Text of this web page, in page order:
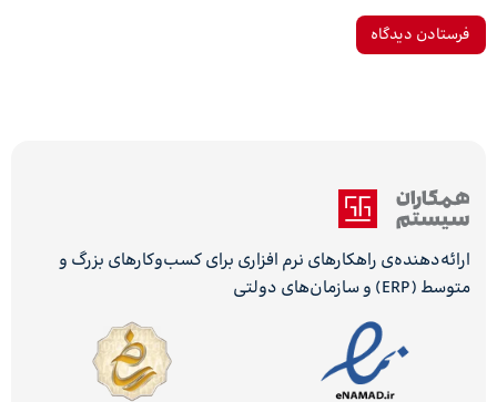
ارائه‌دهنده‌ی راهکارهای نرم افزاری برای کسب‌وکارهای بزرگ و
متوسط (ERP) و سازمان‌های دولتی